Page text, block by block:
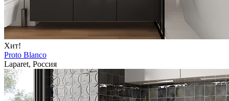
Хит!
Proto Blanco
Laparet, Россия